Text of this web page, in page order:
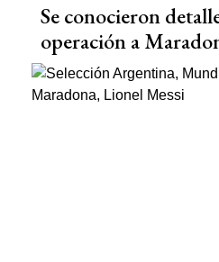
Se conocieron
operación a